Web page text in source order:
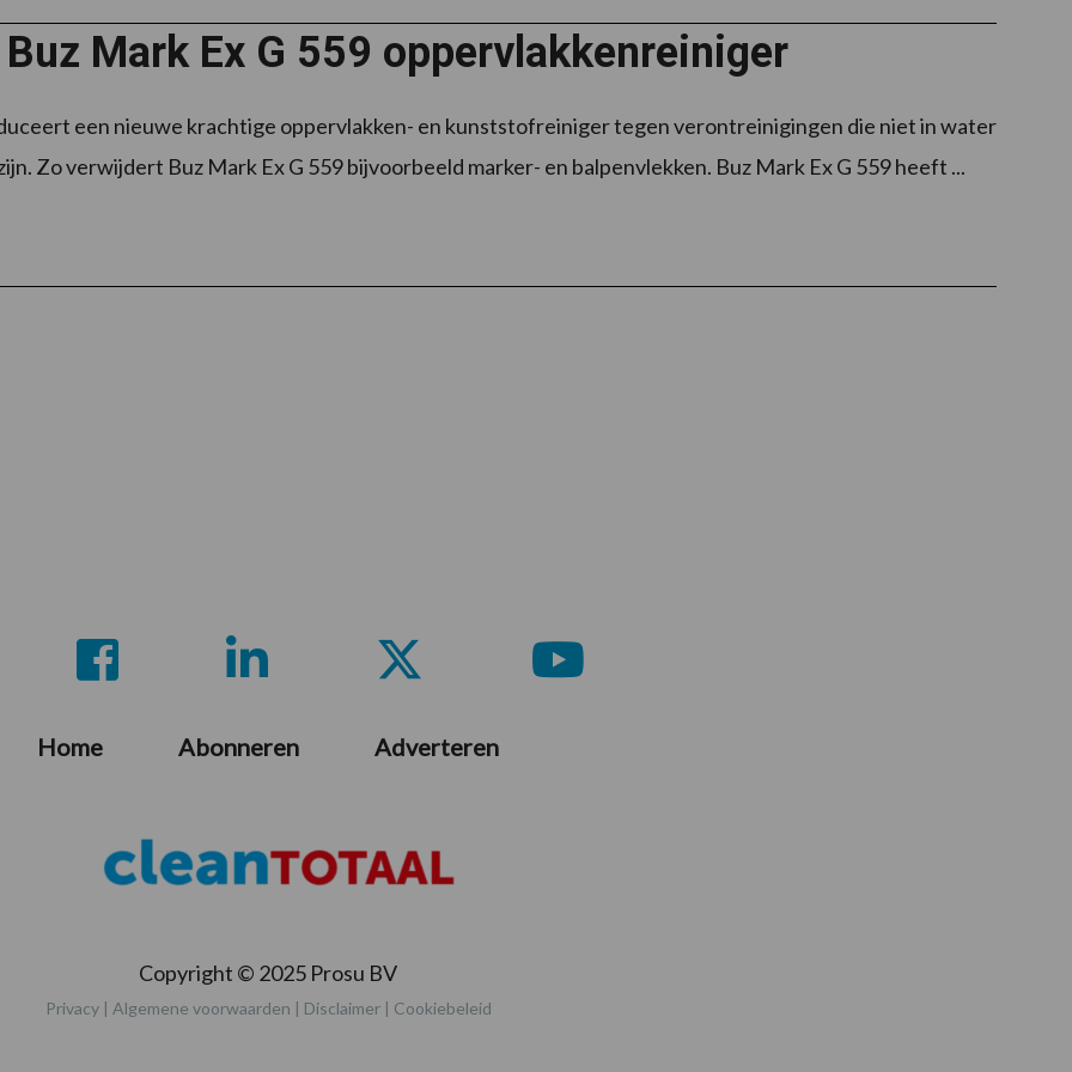
Mark Ex G 559 oppervlakkenreiniger
een nieuwe krachtige oppervlakken- en kunststofreiniger tegen verontreinigingen die niet in water
Zo verwijdert Buz Mark Ex G 559 bijvoorbeeld marker- en balpenvlekken. Buz Mark Ex G 559 heeft ...
Home Abonneren Adverteren
Copyright © 2025 Prosu BV
Privacy| Algemene voorwaarden | Disclaimer| Cookiebeleid